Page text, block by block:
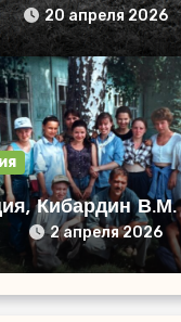
20 апреля 2026
Кибардин В.М.
2 апреля 2026